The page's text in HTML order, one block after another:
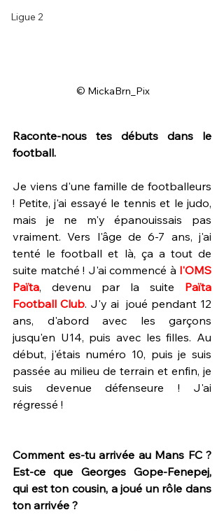
Ligue 2
© MickaBrn_Pix
Raconte-nous tes débuts dans le
football.
Je viens d'une famille de footballeurs
! Petite, j'ai essayé le tennis et le judo,
mais je ne m'y épanouissais pas
vraiment. Vers l'âge de 6-7 ans, j'ai
tenté le football et là, ça a tout de
suite matché ! J'ai commencé à l'OMS
Païta, devenu par la suite Païta
Football Club. J'y ai  joué pendant 12
ans, d'abord avec les garçons
jusqu'en U14, puis avec les filles. Au
début, j'étais numéro 10, puis je suis
passée au milieu de terrain et enfin, je
suis devenue défenseure ! J'ai
régressé !
Comment es-tu arrivée au Mans FC ?
Est-ce que Georges Gope-Fenepej,
qui est ton cousin, a joué un rôle dans
ton arrivée ?